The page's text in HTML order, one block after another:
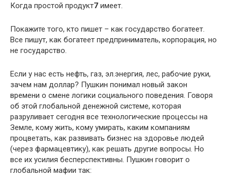
Когда простой продукт7 имеет.
Покажите того, кто пишет – как государство богатеет.
Все пишут, как богатеет предприниматель, корпорация, но
не государство.
Если у нас есть нефть, газ, эл.энергия, лес, рабочие руки,
зачем нам доллар? Пушкин понимал новый закон
времени о смене логики социального поведения. Говоря
об этой глобальной денежной системе, которая
разруливает сегодня все технологические процессы на
Земле, кому жить, кому умирать, каким компаниям
процветать, как развивать бизнес на здоровье людей
(через фармацевтику), как решать другие вопросы. Но
все их усилия бесперспективны. Пушкин говорит о
глобальной мафии так: